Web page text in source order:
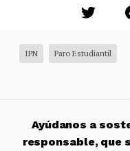
IPN Paro Estudiantil
Ayúdanos a
responsable, que